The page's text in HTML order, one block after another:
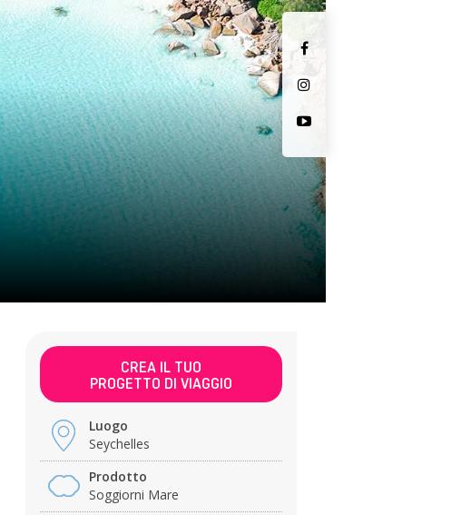
CREA IL TUO
PROGETTO DI VIAGGIO
Luogo
Seychelles
Prodotto
Soggiorni Mare